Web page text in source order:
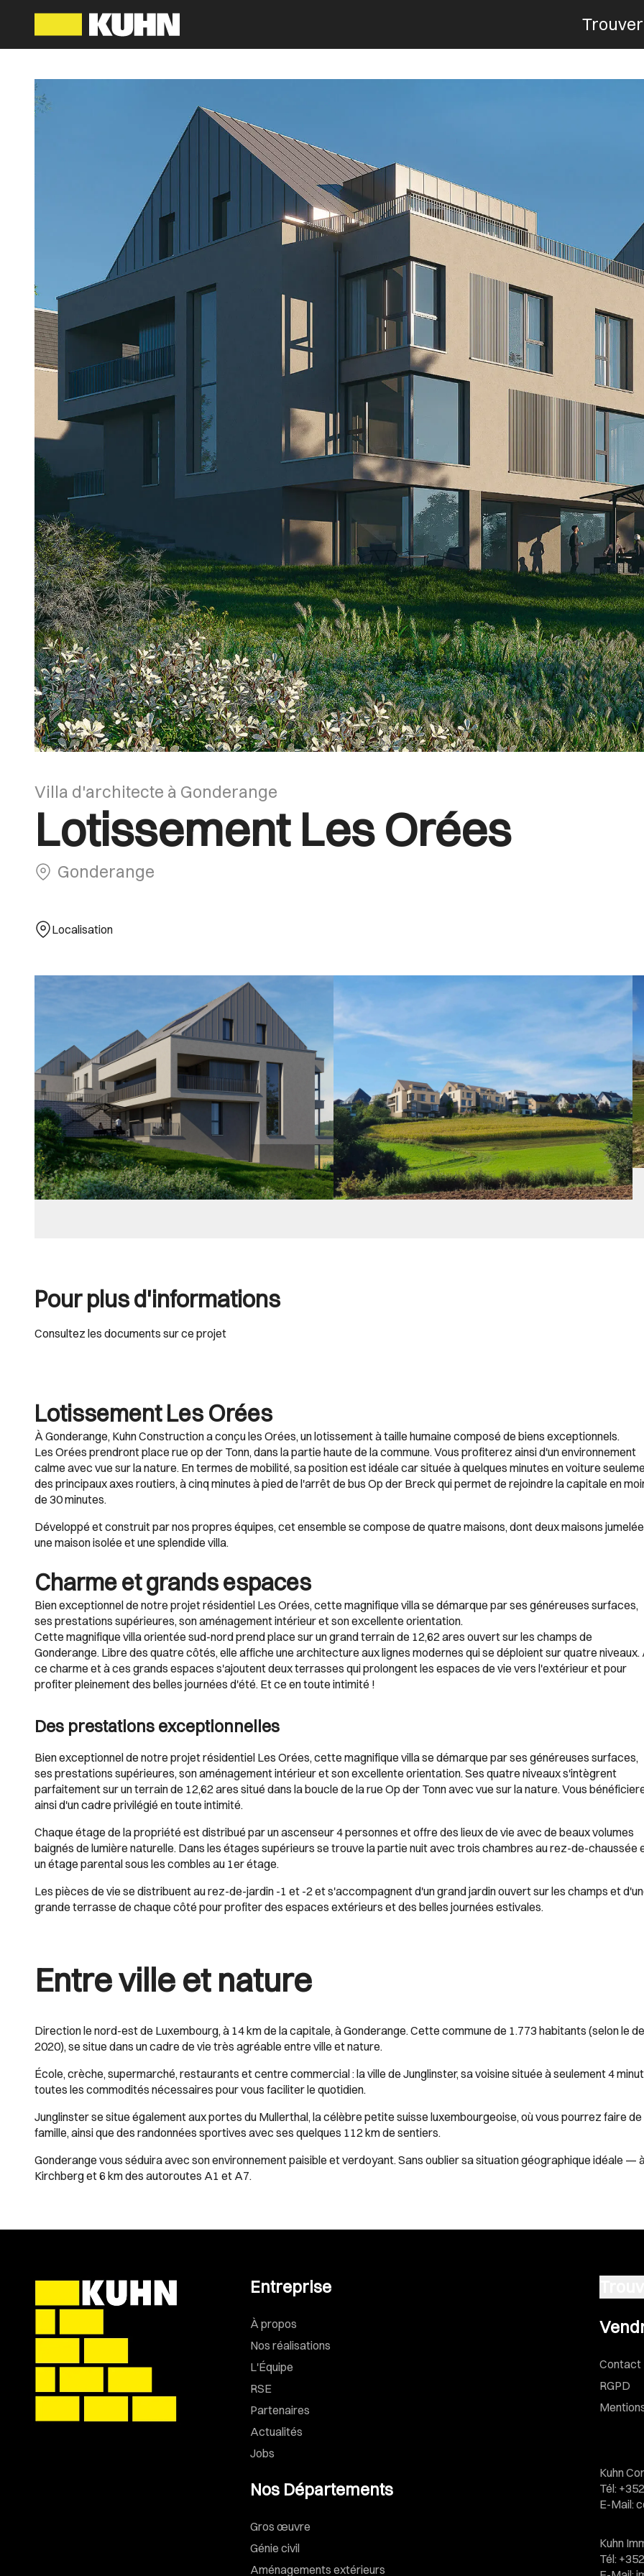
Villa d'architecte à Gonderange
Lotissement Les Orées
Gonderange
Localisation
Pour plus d'informations
Consultez les documents sur ce projet
Lotissement Les Orées
À Gonderange, Kuhn Construction a conçu les Orées, un lotissement à taille humaine composé de biens exceptionnels.
Les Orées prendront place rue op der Tonn, dans la partie haute de la commune. Vous profiterez ainsi d'un environnement
calme avec vue sur la nature. En termes de mobilité, sa position est idéale car située à quelques minutes en voiture
des principaux axes routiers, à cinq minutes à pied de l'arrêt de bus Op der Breck qui permet de rejoindre la capitale en
de 30 minutes.
Développé et construit par nos propres équipes, cet ensemble se compose de quatre maisons, dont deux maisons
une maison isolée et une splendide villa.
Charme et grands espaces
Bien exceptionnel de notre projet résidentiel Les Orées, cette magnifique villa se démarque par ses généreuses surfaces,
ses prestations supérieures, son aménagement intérieur et son excellente orientation.
Cette magnifique villa orientée sud-nord prend place sur un grand terrain de 12,62 ares ouvert sur les champs de
Gonderange. Libre des quatre côtés, elle affiche une architecture aux lignes modernes qui se déploient sur quatre niveaux.
ce charme et à ces grands espaces s'ajoutent deux terrasses qui prolongent les espaces de vie vers l'extérieur et pour
profiter pleinement des belles journées d'été. Et ce en toute intimité !
Des prestations exceptionnelles
Bien exceptionnel de notre projet résidentiel Les Orées, cette magnifique villa se démarque par ses généreuses surfaces,
ses prestations supérieures, son aménagement intérieur et son excellente orientation. Ses quatre niveaux s'intègrent
parfaitement sur un terrain de 12,62 ares situé dans la boucle de la rue Op der Tonn avec vue sur la nature. Vous
ainsi d'un cadre privilégié en toute intimité.
Chaque étage de la propriété est distribué par un ascenseur 4 personnes et offre des lieux de vie avec de beaux volumes
baignés de lumière naturelle. Dans les étages supérieurs se trouve la partie nuit avec trois chambres au rez-de-chaussée
un étage parental sous les combles au 1er étage.
Les pièces de vie se distribuent au rez-de-jardin -1 et -2 et s'accompagnent d'un grand jardin ouvert sur les champs et
grande terrasse de chaque côté pour profiter des espaces extérieurs et des belles journées estivales.
Entre ville et nature
Direction le nord-est de Luxembourg, à 14 km de la capitale, à Gonderange. Cette commune de 1.773 habitants (selon le
2020), se situe dans un cadre de vie très agréable entre ville et nature.
École, crèche, supermarché, restaurants et centre commercial : la ville de Junglinster, sa voisine située à seulement 4
toutes les commodités nécessaires pour vous faciliter le quotidien.
Junglinster se situe également aux portes du Mullerthal, la célèbre petite suisse luxembourgeoise, où vous pourrez faire
famille, ainsi que des randonnées sportives avec ses quelques 112 km de sentiers.
Gonderange vous séduira avec son environnement paisible et verdoyant. Sans oublier sa situation géographique idéale —
Kirchberg et 6 km des autoroutes A1 et A7.
Menu
Entreprise
À propos
Nos réalisations
L'Équipe
RSE
Partenaires
Actualités
Jobs
Nos Départements
Gros œuvre
Génie civil
Aménagements extérieurs
Contact
RGPD
Kuhn
Tél:
E-Mail:
Kuhn
Tél: